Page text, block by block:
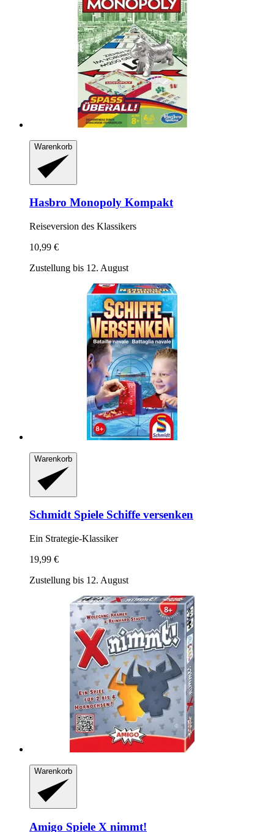
Warenkorb
Hasbro Monopoly Kompakt
Reiseversion des Klassikers
10,99 €
Zustellung bis 12. August
Warenkorb
Schmidt Spiele Schiffe versenken
Ein Strategie-​Klassiker
19,99 €
Zustellung bis 12. August
Warenkorb
Amigo Spiele X nimmt!